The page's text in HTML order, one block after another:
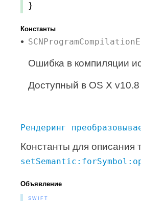
}
Константы
Ошибка в компиляции
Доступный в OS X
Рендеринг
Константы для описания
Объявление
SWIFT